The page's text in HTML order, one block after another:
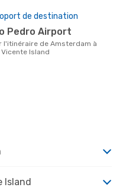
de destination
Pedro Airport
Vicente Island
Island